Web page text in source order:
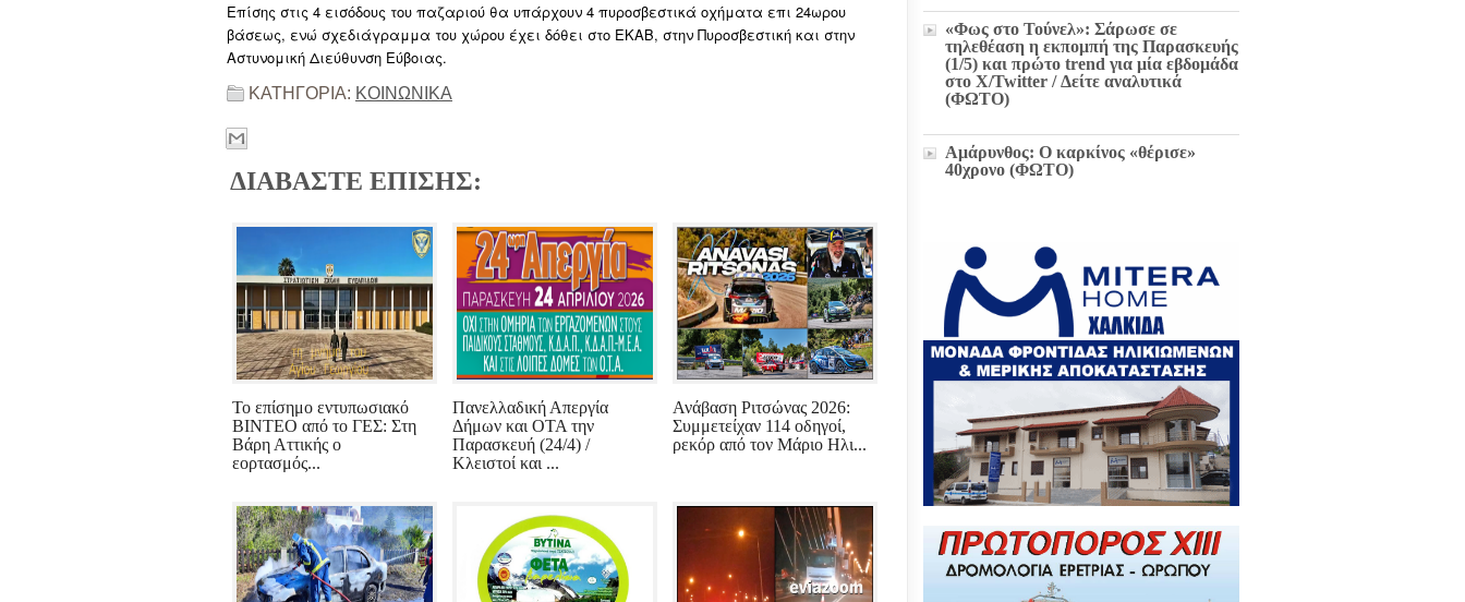
Επίσης στις 4 εισόδους του παζαριού θα υπάρχουν 4 πυροσβεστικά οχήματα επι 24ωρου
βάσεως, ενώ σχεδιάγραμμα του χώρου έχει δόθει στο ΕΚΑΒ, στην Πυροσβεστική και στην
Αστυνομική Διεύθυνση Εύβοιας.
ΚΑΤΗΓΟΡΙΑ: ΚΟΙΝΩΝΙΚΑ
ΔΙΑΒΑΣΤΕ ΕΠΙΣΗΣ:
Το επίσημο εντυπωσιακό
ΒΙΝΤΕΟ από το ΓΕΣ: Στη
Βάρη Αττικής ο
εορτασμός...
Πανελλαδική Απεργία
Δήμων και ΟΤΑ την
Παρασκευή (24/4) /
Κλειστοί και ...
Ανάβαση Ριτσώνας 2026:
Συμμετείχαν 114 οδηγοί,
ρεκόρ από τον Μάριο Ηλι...
«Φως στο Τούνελ»: Σάρωσε σε
τηλεθέαση η εκπομπή της Παρασκευής
(1/5) και πρώτο trend για μία εβδομάδα
στο X/Twitter / Δείτε αναλυτικά
(ΦΩΤΟ)
Αμάρυνθος: Ο καρκίνος «θέρισε»
40χρονο (ΦΩΤΟ)
παρελθόν και μέλλον / Αποκλειστικά
στο EviaZoom.gr: Η ένορκη κατάθεση
πρώην Εισαγγελέα Χαλκίδας:
«Διεφθαρμένοι στη Χαλκίδα όλοι οι
διοικούντες δημόσιοι λειτουργοί...»
(ΕΓΓΡΑΦΑ)
Μετά την Χαλκίδα έμεινε χωρίς νερό
και το Βασιλικό λόγω ξανά νέας
έκτακτης βλάβης...
Ζωή Κωνσταντοπούλου για σκάνδαλο
υποκλοπών: «Να κληθεί ο Εισαγγελέας
του Αρείου Πάγου Κ. Τζαβέλλας στην
Επιτροπή Θεσμών και Διαφάνειας της
Βουλής»